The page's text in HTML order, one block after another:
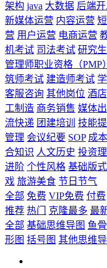
架构 java 大数据 后端
新媒体运营 内容运营
营 用户运营 电商运营
机考试 司法考试 研究
管理师职业资格（PMP）
筑师考试 建造师考试
客服咨询 其他岗位 酒
工制造 商务销售 媒体
流快递 团建培训 技能
管理 会议纪要 SOP 成
合知识 人文历史 投资
进阶 个性风格 基础版式
戏 旅游美食 节日节气
全部 免费 VIP免费 付费
推荐 热门 克隆最多 最
全部 基础思维导图 鱼
形图 括号图 其他思维